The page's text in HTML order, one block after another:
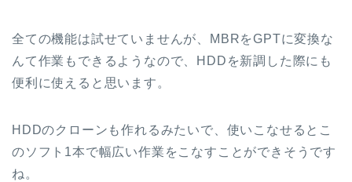
全ての機能は試せていませんが、MBRをGPTに変換な
んて作業もできるようなので、HDDを新調した際にも
便利に使えると思います。
HDDのクローンも作れるみたいで、使いこなせるとこ
のソフト1本で幅広い作業をこなすことができそうです
ね。